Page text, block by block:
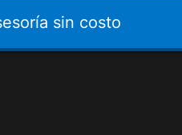
sin costo